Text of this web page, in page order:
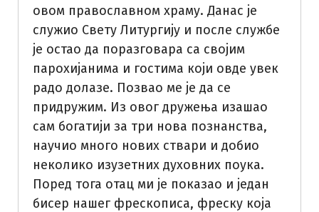
овом православном храму. Данас је
служио Свету Литургију и после службе
је остао да поразговара са својим
парохијанима и гостима који овде увек
радо долазе. Позвао ме је да се
придружим. Из овог дружења изашао
сам богатији за три нова познанства,
научио много нових ствари и добио
неколико изузетних духовних поука.
Поред тога отац ми је показао и један
бисер нашег фрескописа, фреску која